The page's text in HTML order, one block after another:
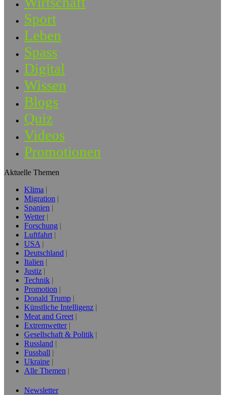
Sport
Leben
Spass
Digital
Wissen
Blogs
Quiz
Videos
Promotionen
Aktuelle Themen
Klima
Migration
Spanien
Wetter
Forschung
Luftfahrt
USA
Deutschland
Italien
Justiz
Technik
Promotion
Donald Trump
Künstliche Intelligenz
Meat and Greet
Extremwetter
Gesellschaft & Politik
Russland
Fussball
Ukraine
Alle Themen
Newsletter